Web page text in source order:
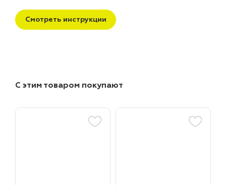
Смотреть инструкции
С этим товаром покупают